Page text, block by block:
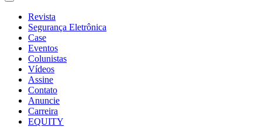
Revista
Segurança Eletrônica
Case
Eventos
Colunistas
Vídeos
Assine
Contato
Anuncie
Carreira
EQUITY